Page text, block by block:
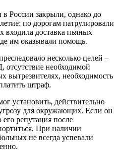
России закрыли, однако до
по дорогам патрулировали
входила доставка пьяных
им оказывали помощь.
несколько целей –
необходимой
вытрезвителях, необходимость
штраф.
установить, действительно
для окружающих. Если он
репутация после
При наличии
не всегда успевали